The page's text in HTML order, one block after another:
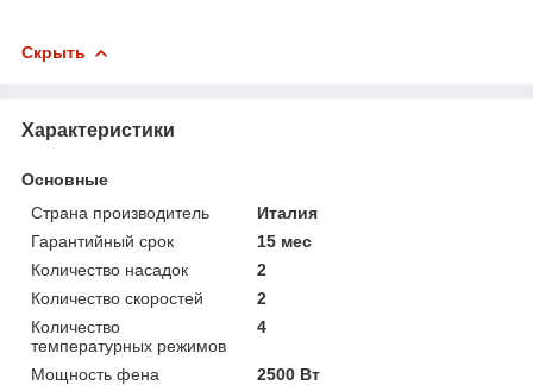
Скрыть
Характеристики
Основные
Страна производитель
Италия
Гарантийный срок
15 мес
Количество насадок
2
Количество скоростей
2
Количество
температурных режимов
4
Мощность фена
2500 Вт